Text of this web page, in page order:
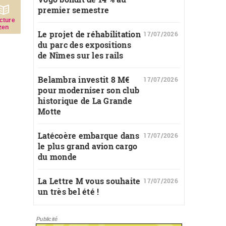
premier semestre
Le projet de réhabilitation
du parc des expositions
de Nîmes sur les rails
17/07/2026
Belambra investit 8 M€
pour moderniser son club
historique de La Grande
Motte
17/07/2026
Latécoère embarque dans
le plus grand avion cargo
du monde
17/07/2026
La Lettre M vous souhaite
un très bel été !
17/07/2026
Publicité